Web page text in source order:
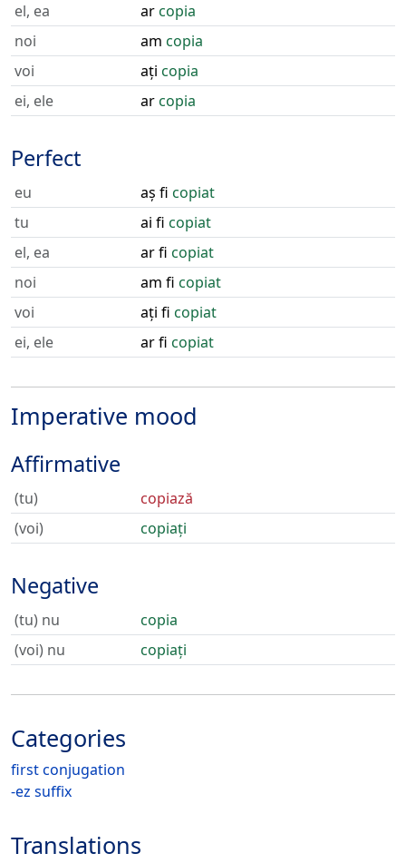
el, ea
arcopia
noi
am copia
voi
ați copia
ei, ele
arcopia
Perfect
eu aș fi copiat
tu
ai fi copiat
el, ea
ar fi copiat
noi
am fi copiat
voi
ați fi copiat
ei, ele
ar fi copiat
Imperative mood
Affirmative
(tu)
copiază
(voi)
copiați
Negative
(tu) nu
copia
(voi) nu
copiați
Categories
first conjugation
-ez suffix
Translations